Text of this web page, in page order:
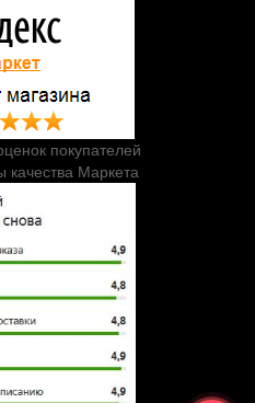
покупателей
качества Маркета